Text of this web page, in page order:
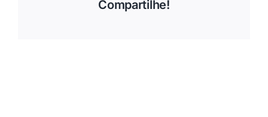
Compartilhe!